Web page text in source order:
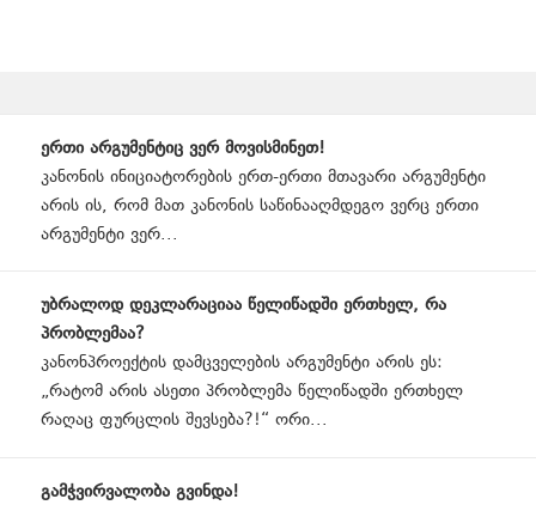
navigationერთი არგუმენტიც ვერ მოვისმინეთ!
კანონის ინიციატორების ერთ-ერთი მთავარი არგუმენტი
არის ის, რომ მათ კანონის საწინააღმდეგო ვერც ერთი
არგუმენტი ვერ...
უბრალოდ დეკლარაციაა წელიწადში ერთხელ, რა
პრობლემაა?
კანონპროექტის დამცველების არგუმენტი არის ეს:
„რატომ არის ასეთი პრობლემა წელიწადში ერთხელ
რაღაც ფურცლის შევსება?!“ ორი...
გამჭვირვალობა გვინდა!